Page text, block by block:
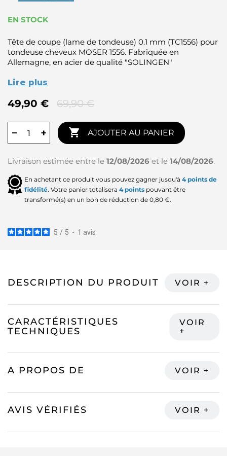
EN STOCK
Tête de coupe (lame de tondeuse) 0.1 mm (TC1556) pour
tondeuse cheveux MOSER 1556. Fabriquée en
Allemagne, en acier de qualité "SOLINGEN"
Lire plus
49,90 € 69,90 €
− +  AJOUTER AU PANIER
Livraison estimée entre le 12/08/2026 et le 14/08/2026.
En achetant ce produit vous pouvez gagner jusqu'à 4points de
fidélité. Votre panier totalisera 4points pouvant être
transformé(s) en un bon de réduction de 0,80 €.
5 / 5 - 1 avis
DESCRIPTION DU PRODUIT
CARACTÉRISTIQUES
TECHNIQUES
A PROPOS DE
AVIS VÉRIFIÉS